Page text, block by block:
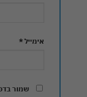
אימייל*
שמור